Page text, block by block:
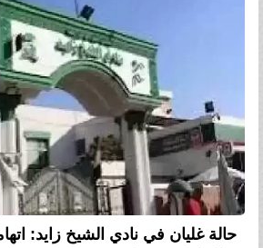
حالة غليان في نادي الشيخ زايد: